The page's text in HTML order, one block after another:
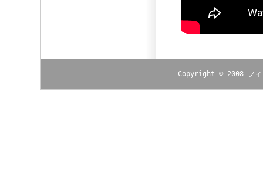
Copyright © 2008 フ